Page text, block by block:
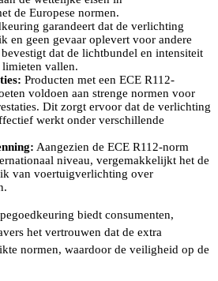
de Europese normen.
garandeert dat de verlichting
en geen gevaar oplevert voor andere
dat de lichtbundel en intensiteit
limieten vallen.
Producten met een ECE R112-
voldoen aan strenge normen voor
Dit zorgt ervoor dat de verlichting
werkt onder verschillende
Aangezien de ECE R112-norm
niveau, vergemakkelijkt het de
van voertuigverlichting over
biedt consumenten,
het vertrouwen dat de extra
normen, waardoor de veiligheid op de